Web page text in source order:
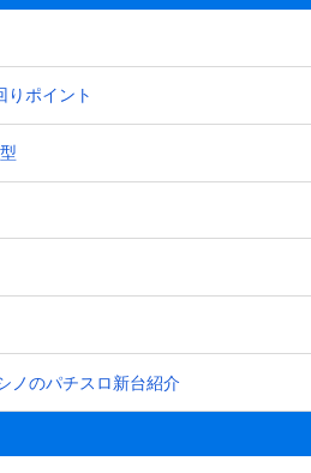
りポイント
ノのパチスロ新台紹介